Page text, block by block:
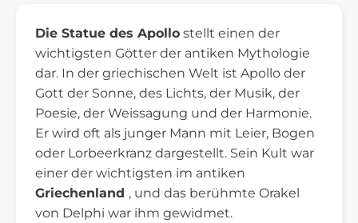
Die Statue des Apollo stellt einen der
wichtigsten Götter der antiken Mythologie
dar. In der griechischen Welt ist Apollo der
Gott der Sonne, des Lichts, der Musik, der
Poesie, der Weissagung und der Harmonie.
Er wird oft als junger Mann mit Leier, Bogen
oder Lorbeerkranz dargestellt. Sein Kult war
einer der wichtigsten im antiken
Griechenland , und das berühmte Orakel
von Delphi war ihm gewidmet.